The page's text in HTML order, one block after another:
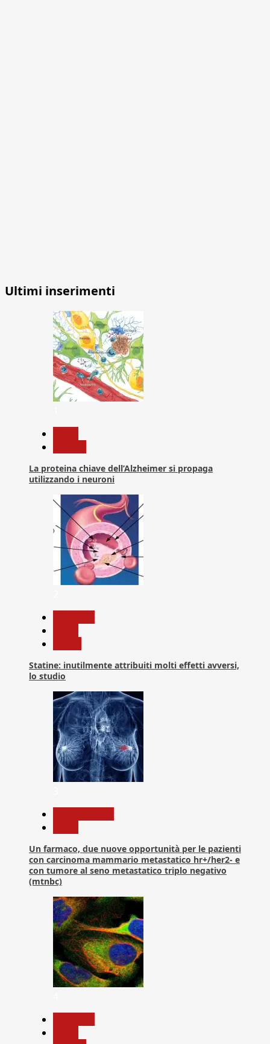
Ultimi inserimenti
La proteina chiave dell’Alzheimer si propaga
utilizzando i neuroni
Statine: inutilmente attribuiti molti effetti avversi,
lo studio
Un farmaco, due nuove opportunità per le pazienti
con carcinoma mammario metastatico hr+/her2- e
con tumore al seno metastatico triplo negativo
(mtnbc)